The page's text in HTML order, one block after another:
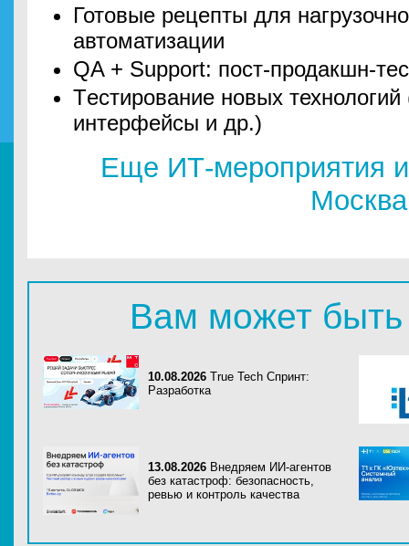
Готовые рецепты для
автоматизации
QA + Support: пост-продакшн-
Tестирование новых
интерфейсы и др.)
Еще ИТ-мероприятия
Москва
Вам может быть
10.08.2026 True Tech Спринт:
Разработка
13.08.2026 Внедряем ИИ-агентов
без катастроф: безопасность,
ревью и контроль качества